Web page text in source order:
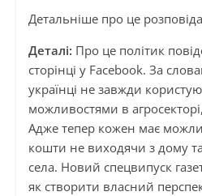
Детальніше про це
Деталі: Про це політик
сторінці у Facebook. За
українці не завжди
можливостями в
Адже тепер кожен має
кошти не виходячи з дому
села. Новий спецвипуск
як створити власний